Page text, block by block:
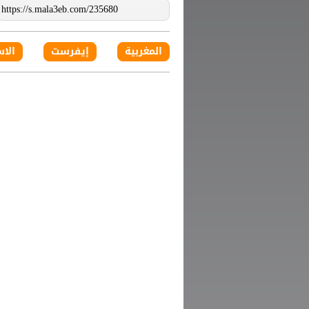
المغربية إيفرست